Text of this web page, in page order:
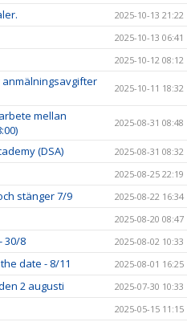
2025-10-13 21:22
2025-10-13 06:41
2025-10-12 08:12
2025-10-11 18:32
mellan
2025-08-31 08:48
(DSA) 2025-08-31 08:32
2025-08-25 22:19
stänger 7/9 2025-08-22 16:34
2025-08-20 08:47
30/8 2025-08-02 10:33
date - 8/11 2025-08-01 16:25
2 augusti 2025-07-30 10:33
2025-05-15 11:15